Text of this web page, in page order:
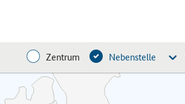
Zentrum Nebenstelle